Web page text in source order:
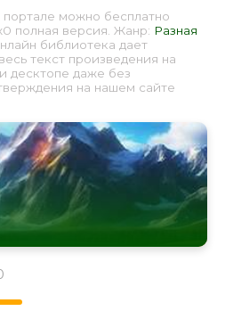
можно бесплатно
полная версия. Жанр: Разная
библиотека дает
текст произведения на
десктопе даже без
на нашем сайте